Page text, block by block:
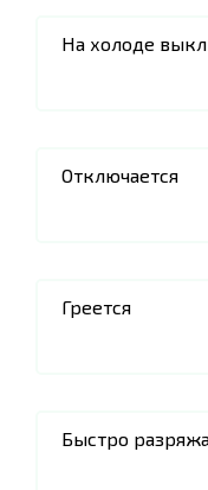
На холоде
Отключается
Греется
Быстро